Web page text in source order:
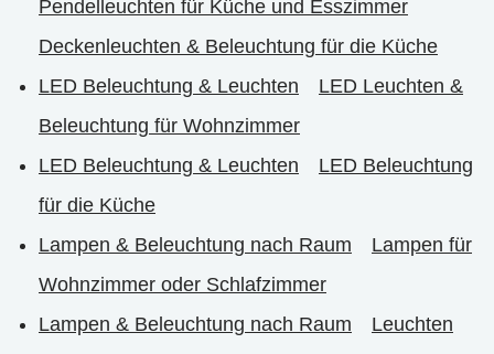
Pendelleuchten für Küche und Esszimmer
Deckenleuchten & Beleuchtung für die Küche
LED Beleuchtung & Leuchten
LED Leuchten &
Beleuchtung für Wohnzimmer
LED Beleuchtung & Leuchten
LED Beleuchtung
für die Küche
Lampen & Beleuchtung nach Raum
Lampen für
Wohnzimmer oder Schlafzimmer
Lampen & Beleuchtung nach Raum
Leuchten